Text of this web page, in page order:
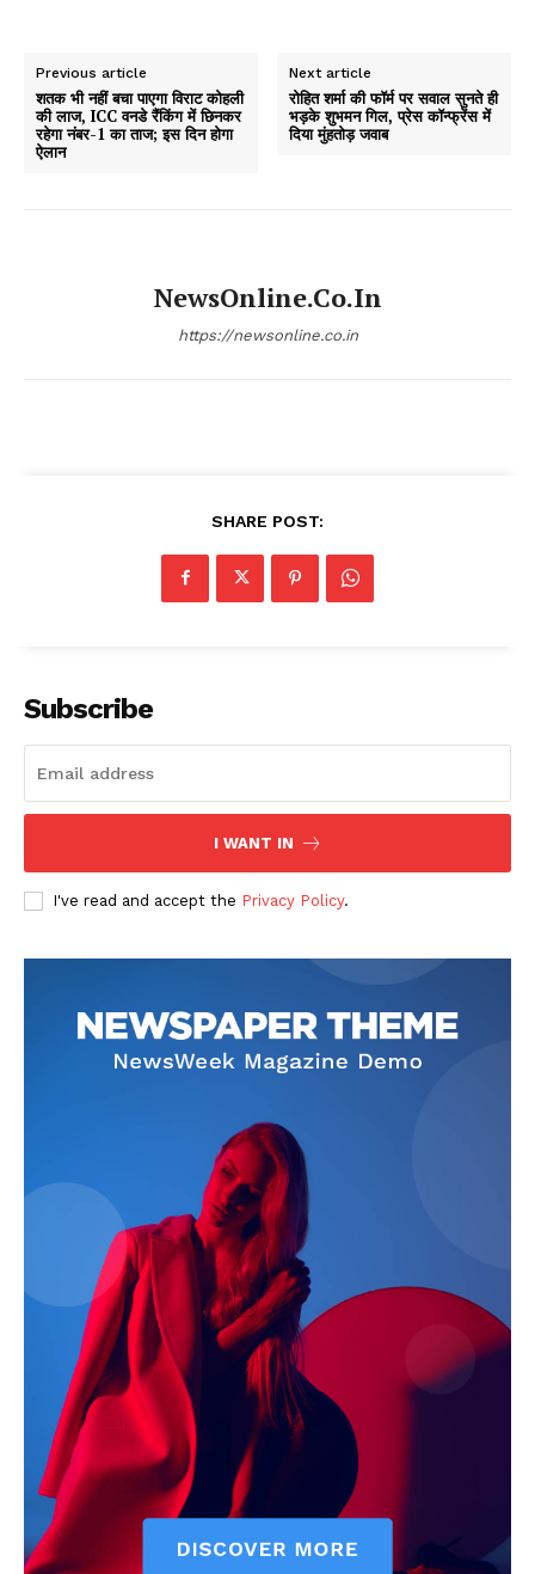
Previous article
शतक भी नहीं बचा पाएगा विराट कोहली
की लाज, ICC वनडे रैंकिंग में छिनकर
रहेगा नंबर-1 का ताज; इस दिन होगा
ऐलान
Next article
रोहित शर्मा की फॉर्म पर सवाल सुनते ही
भड़के शुभमन गिल, प्रेस कॉन्फ्रेंस में
दिया मुंहतोड़ जवाब
NewsOnline.co.in
https://newsonline.co.in
SHARE POST:
Subscribe
I WANT IN
I've read and accept the Privacy Policy.